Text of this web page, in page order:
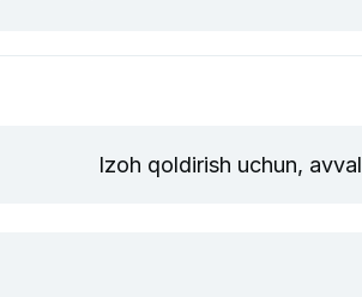
Izoh qoldirish uchun, avval